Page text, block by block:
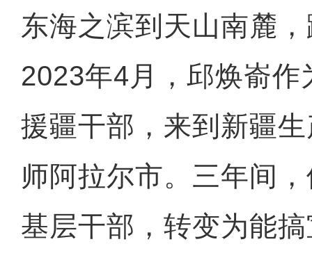
东海之滨到天山南麓
2023年4月，邱焕嵛作
援疆干部，来到新疆
师阿拉尔市。三年间
基层干部，转变为能